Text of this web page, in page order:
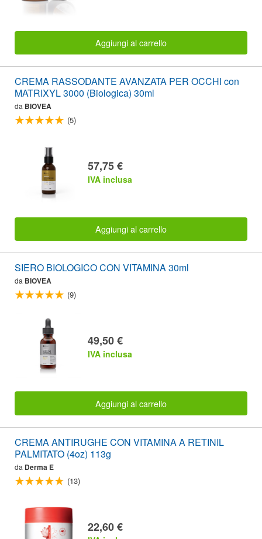
Aggiungi al carrello
CREMA RASSODANTE AVANZATA PER OCCHI con
MATRIXYL 3000 (Biologica) 30ml
da BIOVEA
(5)
57,75 €
IVA inclusa
Aggiungi al carrello
SIERO BIOLOGICO CON VITAMINA 30ml
da BIOVEA
(9)
49,50 €
IVA inclusa
Aggiungi al carrello
CREMA ANTIRUGHE CON VITAMINA A RETINIL
PALMITATO (4oz) 113g
da Derma E
(13)
22,60 €